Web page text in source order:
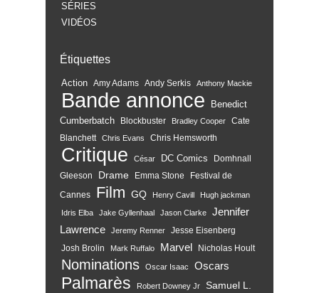
SÉRIES
VIDÉOS
Étiquettes
Action Amy Adams Andy Serkis Anthony Mackie
Bande annonce
Benedict
Cumberbatch
Blockbuster Bradley Cooper
Cate
Blanchett
Chris Evans Chris Hemsworth
Critique César DC Comics
Domhnall
Gleeson
Drame Emma Stone
Festival de
Cannes
Film GQ Henry Cavill Hugh jackman
Idris Elba Jake Gyllenhaal Jason Clarke
Jennifer
Lawrence
Jeremy Renner
Jesse Eisenberg
Josh Brolin
Mark Ruffalo Marvel Nicholas Hoult
Nominations Oscar Isaac Oscars
Palmarès Robert Downey Jr Samuel L.